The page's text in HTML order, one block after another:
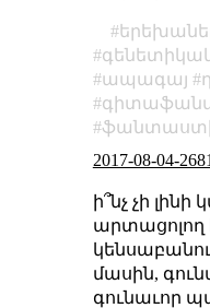
ապագայ
2017-08-04-
ի՞նչ չի
արտացոլող
մասին,
գունաւոր